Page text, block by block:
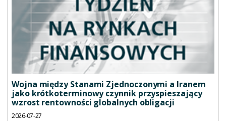
Wojna między Stanami Zjednoczonymi a Iranem
jako krótkoterminowy czynnik przyspieszający
wzrost rentowności globalnych obligacji
2026-07-27